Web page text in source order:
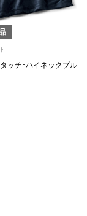
ブーツ
ッチ･ハイネックプル